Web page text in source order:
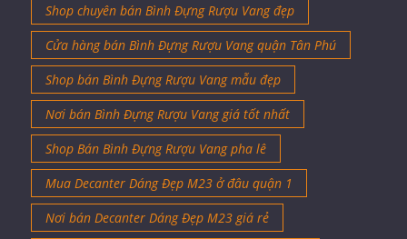
Shop chuyên bán Bình Đựng Rượu Vang đẹp
Cửa hàng bán Bình Đựng Rượu Vang quận Tân Phú
Shop bán Bình Đựng Rượu Vang mẫu đẹp
Nơi bán Bình Đựng Rượu Vang giá tốt nhất
Shop Bán Bình Đựng Rượu Vang pha lê
Mua Decanter Dáng Đẹp M23 ở đâu quận 1
Nơi bán Decanter Dáng Đẹp M23 giá rẻ